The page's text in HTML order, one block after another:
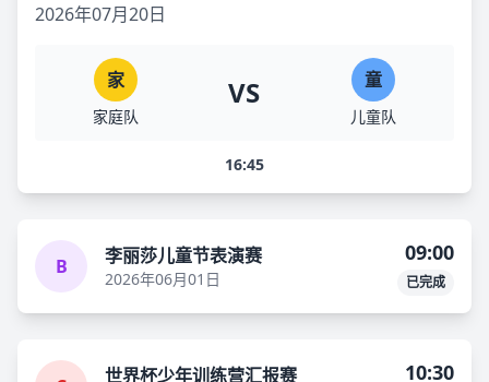
2026年07月20日
家
家庭队
VS 童
儿童队
16:45
B 李丽莎儿童节表演赛
2026年06月01日
09:00
已完成
世界杯少年训练营汇报赛 10:30